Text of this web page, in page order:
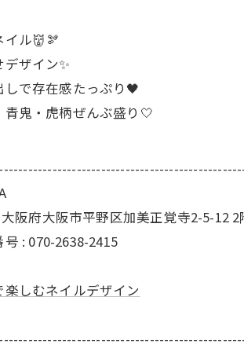
イル👹🫘
デザイン✨
しで存在感たっぷり🖤
青鬼・虎柄ぜんぶ盛り🤍
阪府大阪市平野区加美正覚寺2-5-12 2
号 : 070-2638-2415
楽しむネイルデザイン